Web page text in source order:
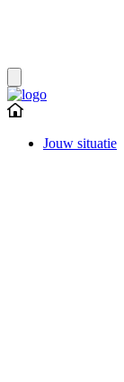
Jouw situatie